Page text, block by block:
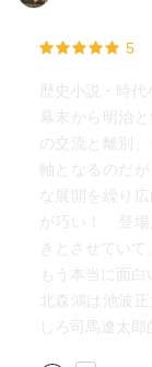
改めて思わせて
5
歴史小説・時
幕末から明治
の交流と離別
軸となるのだ
な展開を繰り
が巧い！ 登場
きとさせていて
もう本当に面白
北森鴻は池波
しろ司馬遼太郎